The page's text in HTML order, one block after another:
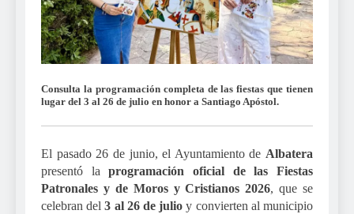
Consulta la programación completa de las fiestas que tienen
lugar del 3 al 26 de julio en honor a Santiago Apóstol.
El pasado 26 de junio, el Ayuntamiento de Albatera
presentó laprogramación oficial de las Fiestas
Patronales y de Moros y Cristianos 2026, que se
celebran del 3 al 26 de julio y convierten al municipio